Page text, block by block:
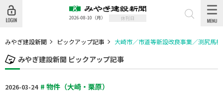
2026-08-10 （月） 休刊日
みやぎ建設新聞 ピックアップ記事 大崎市／市道等新設改良事業／渕尻馬
みやぎ建設新聞 ピックアップ記事
2026-03-24 # 物件（大崎・栗原）